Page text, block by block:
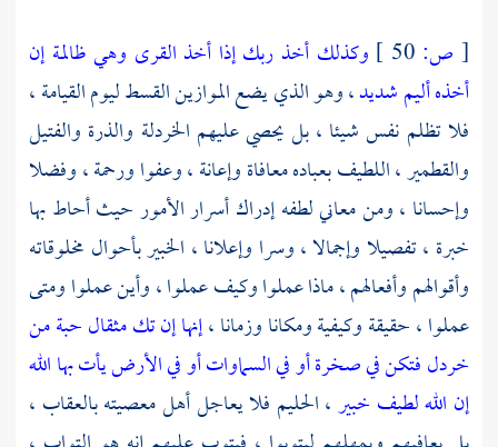
[ ص:
وكذلك أخذ ربك إذا أخذ القرى وهي ظالمة إن
أخذه أليم شديد، وهو الذي يضع الموازين القسط ليوم القيامة ،
فلا تظلم نفس شيئا ، بل يحصي عليهم الخردلة والذرة والفتيل
والقطمير ، اللطيف بعباده معافاة وإعانة ، وعفوا ورحمة ، وفضلا
وإحسانا ، ومن معاني لطفه إدراك أسرار الأمور حيث أحاط بها
خبرة ، تفصيلا وإجمالا ، وسرا وإعلانا ، الخبير بأحوال مخلوقاته
وأقوالهم وأفعالهم ، ماذا عملوا وكيف عملوا ، وأين عملوا ومتى
عملوا ، حقيقة وكيفية ومكانا وزمانا ،إنها إن تك مثقال حبة من
خردل فتكن في صخرة أو في السماوات أو في الأرض يأت بها الله
إن الله لطيف خبير، الحليم فلا يعاجل أهل معصيته بالعقاب ،